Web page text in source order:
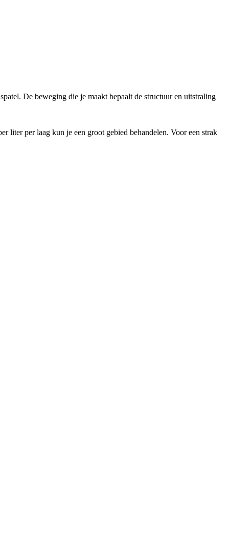
De beweging die je maakt bepaalt de structuur en uitstraling
liter per laag kun je een groot gebied behandelen. Voor een strak